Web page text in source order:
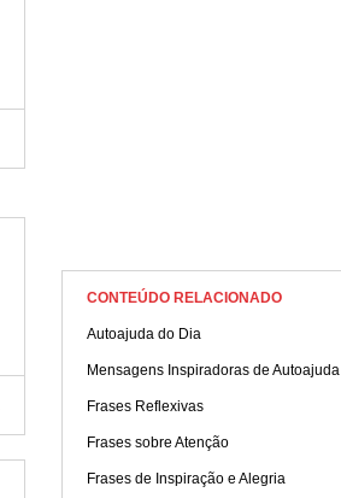
CONTEÚDO RELACIONADO
Autoajuda do Dia
Mensagens Inspiradoras de Autoajuda
Frases Reflexivas
Frases sobre Atenção
Frases de Inspiração e Alegria